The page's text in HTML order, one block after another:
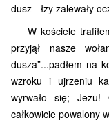
dusz - łzy zalewały
W kościele
przyjął nasze
dusza”...padłem na
wzroku i ujrzeniu
wyrwało się; Jezu!
całkowicie powalony